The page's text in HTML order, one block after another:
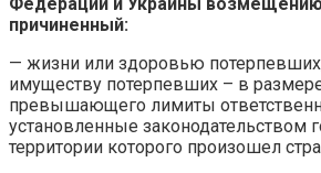
причиненный:
— жизни или здоровью
имуществу потерпевших – в
превышающего лимиты
установленные законодательством
территории которого произошел